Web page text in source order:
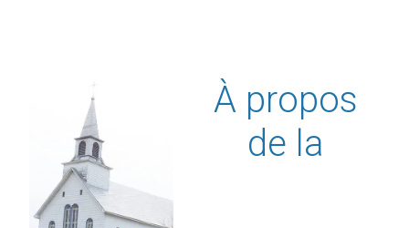
À propos
de la